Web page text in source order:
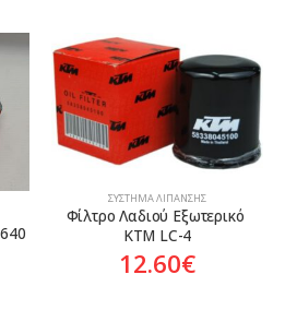
ΣΎΣΤΗΜΑ ΛΊΠΑΝΣΗΣ
Φίλτρο Λαδιού Εξωτερικό
KTM LC-4
12.60€